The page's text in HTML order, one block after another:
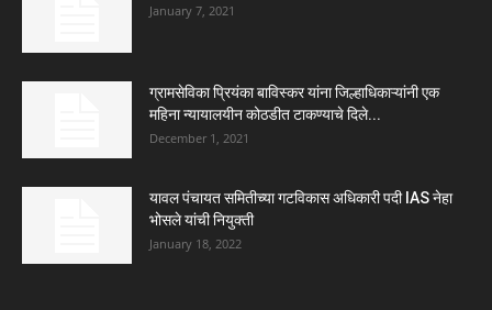
January 7, 2021
ग्रामसेविका प्रियंका बाविस्कर यांना जिल्हाधिकाऱ्यांनी एक
महिना न्यायालयीन कोठडीत टाकण्याचे दिले...
December 1, 2021
यावल पंचायत समितीच्या गटविकास अधिकारी पदी IAS नेहा
भोसले यांची नियुक्ती
January 18, 2022